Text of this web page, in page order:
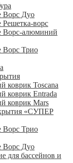
Ворс Дуо
Решетка-ворс
Ворс-алюминий
Ворс Трио
коврик Toscana
коврик Entrada
коврик Mars
«СУПЕР
Ворс Трио
Ворс Дуо
для бассейнов и